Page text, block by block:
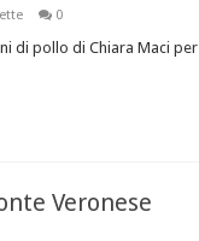
0
di pollo di Chiara Maci per
Veronese